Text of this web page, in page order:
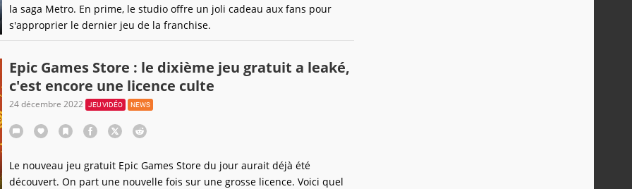
la saga Metro. En prime, le studio offre un joli cadeau aux fans pour
s'approprier le dernier jeu de la franchise.
Epic Games Store : le dixième jeu gratuit a leaké,
c'est encore une licence culte
24 décembre 2022 JEU VIDÉO NEWS
Le nouveau jeu gratuit Epic Games Store du jour aurait déjà été
découvert. On part une nouvelle fois sur une grosse licence. Voici quel